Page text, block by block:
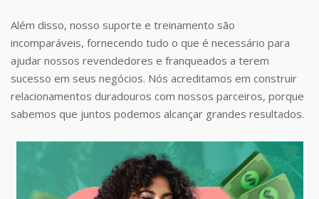
Além disso, nosso suporte e treinamento são
incomparáveis, fornecendo tudo o que é necessário para
ajudar nossos revendedores e franqueados a terem
sucesso em seus negócios. Nós acreditamos em construir
relacionamentos duradouros com nossos parceiros, porque
sabemos que juntos podemos alcançar grandes resultados.